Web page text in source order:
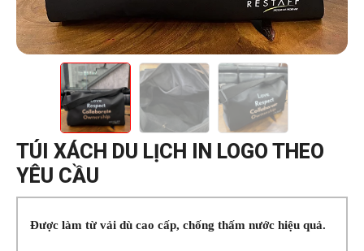
TÚI XÁCH DU LỊCH IN LOGO THEO
YÊU CẦU
Được làm từ vải dù cao cấp, chống thấm nước hiệu quả.